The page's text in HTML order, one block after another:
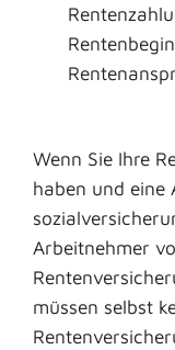
Wenn Sie Ihre
haben und eine
Arbeitnehmer
müssen selbst